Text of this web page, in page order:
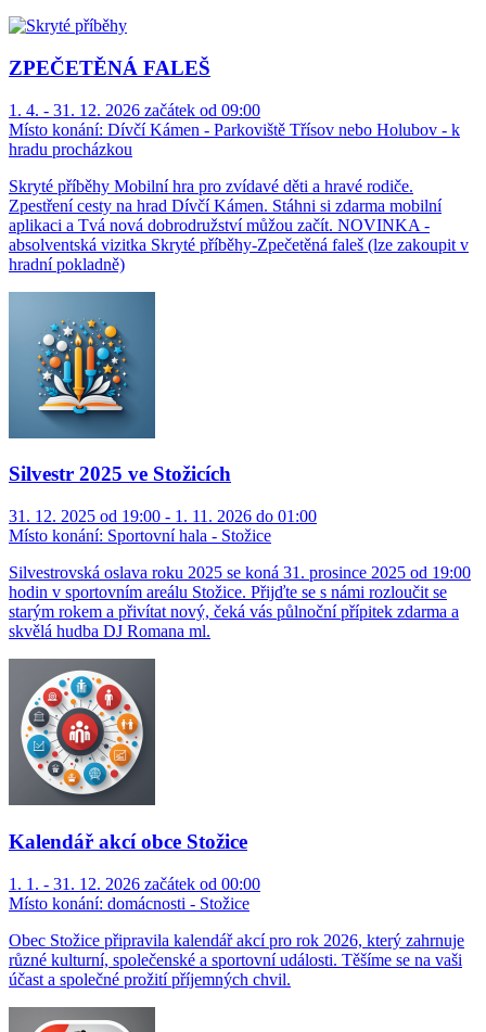
ZPEČETĚNÁ FALEŠ
1. 4. - 31. 12. 2026 začátek od 09:00
Místo konání: Dívčí Kámen - Parkoviště Třísov nebo Holubov - k
hradu procházkou
Skryté příběhy Mobilní hra pro zvídavé děti a hravé rodiče.
Zpestření cesty na hrad Dívčí Kámen. Stáhni si zdarma mobilní
aplikaci a Tvá nová dobrodružství můžou začít. NOVINKA -
absolventská vizitka Skryté příběhy-Zpečetěná faleš (lze zakoupit v
hradní pokladně)
Silvestr 2025 ve Stožicích
31. 12. 2025 od 19:00 - 1. 11. 2026 do 01:00
Místo konání: Sportovní hala - Stožice
Silvestrovská oslava roku 2025 se koná 31. prosince 2025 od 19:00
hodin v sportovním areálu Stožice. Přijďte se s námi rozloučit se
starým rokem a přivítat nový, čeká vás půlnoční přípitek zdarma a
skvělá hudba DJ Romana ml.
Kalendář akcí obce Stožice
1. 1. - 31. 12. 2026 začátek od 00:00
Místo konání: domácnosti - Stožice
Obec Stožice připravila kalendář akcí pro rok 2026, který zahrnuje
různé kulturní, společenské a sportovní události. Těšíme se na vaši
účast a společné prožití příjemných chvil.